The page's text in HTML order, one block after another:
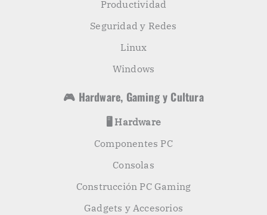
Productividad
Seguridad y Redes
Linux
Windows
🎮 Hardware, Gaming y Cultura
🖥️ Hardware
Componentes PC
Consolas
Construcción PC Gaming
Gadgets y Accesorios